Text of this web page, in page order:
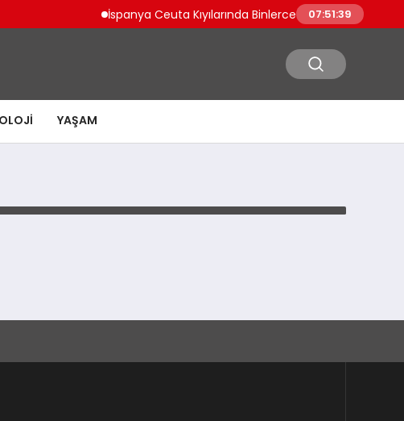
İspanya Ceuta Kıyılarında Binlerce Göçmen Tehlikeli
07:51:39
YAŞAM